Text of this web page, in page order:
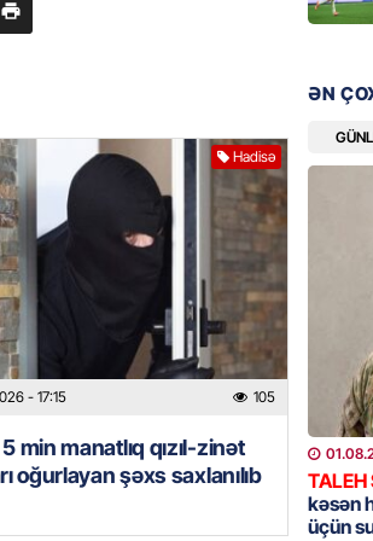
Hadisə
- 17:15 105
min manatlıq qızıl-zinət
oğurlayan şəxs saxlanılıb
GÜNDƏM
HADISƏ
söydü,
BANNER
ƏN
TALEH
kəsən
üçün